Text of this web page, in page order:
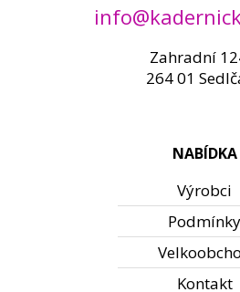
Zahradní
264 01
NABÍDKA
Výrobci
Podmínky
Kontakt